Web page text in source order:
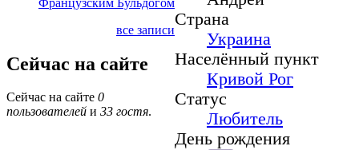
все записи
Сейчас на сайте
Сейчас на сайте 0
пользователей и 33 гостя.
Страна
Украина
Населённый пункт
Кривой Рог
Статус
Любитель
День рождения